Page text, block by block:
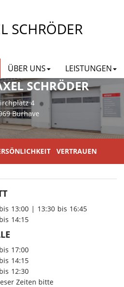
SCHRÖDER
ÜBER UNS LEISTUNGEN
SCHRÖDER
4
Burhave
VERTRAUEN
bis 13:00 | 13:30 bis 16:45
bis 14:15
bis 17:00
bis 14:15
bis 12:30
Zeiten bitte